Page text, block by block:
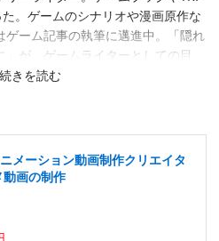
。ゲームのシナリオや漫画原作な
ゲーム記事の執筆に邁進中。「隠れ
が、ゲームライターとしての目
ない作品にスポットを当てたが
きを読む
メーション動画制作クリエイタ
画の制作